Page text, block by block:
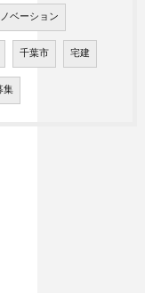
ベーション
千葉市 宅建
集